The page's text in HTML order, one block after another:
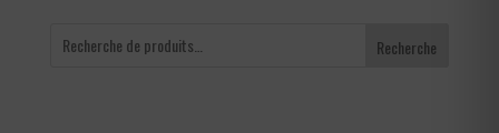
Recherche